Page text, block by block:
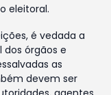
eleitoral.
é vedada a
órgãos e
as
devem ser